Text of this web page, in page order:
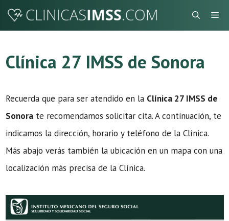
Saltar
Clínica 27 IMSS de Sonora
Recuerda que para ser atendido en la Clínica 27 IMSS de
Sonora te recomendamos solicitar cita. A continuación, te
indicamos la dirección, horario y teléfono de la Clínica.
Más abajo verás también la ubicación en un mapa con una
localización más precisa de la Clínica.